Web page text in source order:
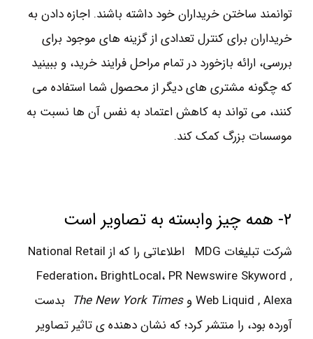
توانمند ساختن خریداران خود داشته باشند. اجازه دادن به
خریداران برای کنترل تعدادی از گزینه های موجود برای
بررسی، ارائه بازخورد در تمام مراحل فرایند خرید، و ببینید
که چگونه مشتری های دیگر از محصول شما استفاده می
کنند، می تواند به کاهش اعتماد به نفس آن ها نسبت به
موسسات بزرگ کمک کند.
۲- همه چیز وابسته به تصاویر است
شرکت تبلیغات MDG اطلاعاتی را که از National Retail
Federation، BrightLocal، PR Newswire Skyword ,
Web Liquid , Alexa و
The New York Times بدست
آورده بود، را منتشر کرد؛ که نشان دهنده ی تاثیر تصاویر